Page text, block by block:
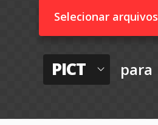
Selecionar arquivos
PICT para